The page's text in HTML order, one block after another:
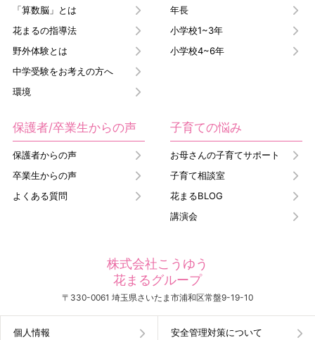
「算数脳」とは
花まるの指導法
野外体験とは
中学受験をお考えの方へ
環境
年長
小学校1~3年
小学校4~6年
保護者/卒業生からの声
保護者からの声
卒業生からの声
よくある質問
子育ての悩み
お母さんの子育てサポート
子育て相談室
花まるBLOG
講演会
株式会社こうゆう
花まるグループ
〒330-0061 埼玉県さいたま市浦和区常盤9-19-10
個人情報 安全管理対策について